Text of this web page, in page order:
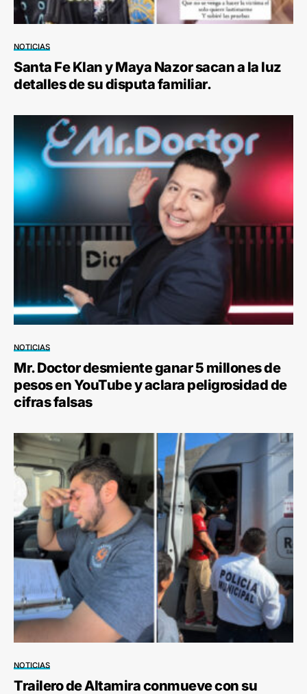
NOTICIAS
Santa Fe Klan y Maya Nazor sacan a la luz
detalles de su disputa familiar.
NOTICIAS
Mr. Doctor desmiente ganar 5 millones de
pesos en YouTube y aclara peligrosidad de
cifras falsas
NOTICIAS
Trailero de Altamira conmueve con su